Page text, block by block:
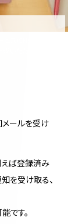
メールを受け
えば登録済み
を受け取る、
です。